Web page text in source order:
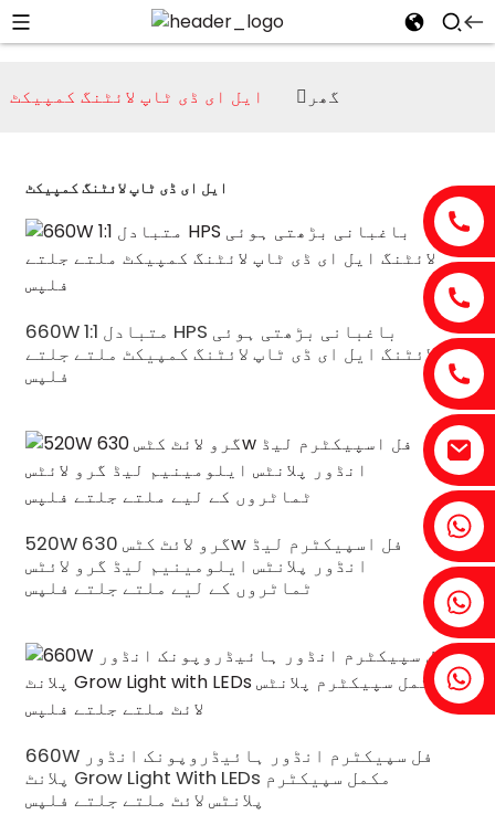
ٹوبن: +86 18818667168
گھر ایل ای ڈی ٹاپ لائٹنگ کمپیکٹ
ایل ای ڈی ٹاپ لائٹنگ کمپیکٹ
660W 1:1 متبادل HPS باغبانی بڑھتی ہوئی
لائٹنگ ایل ای ڈی ٹاپ لائٹنگ کمپیکٹ ملتے جلتے
فلپس
520W گرو لائٹ کٹس 630w فل اسپیکٹرم لیڈ
انڈور پلانٹس ایلومینیم لیڈ گرو لائٹس
ٹماٹروں کے لیے ملتے جلتے فلپس
660W فل سپیکٹرم انڈور ہائیڈروپونک انڈور
پلانٹ Grow Light With LEDs مکمل سپیکٹرم
پلانٹس لائٹ ملتے جلتے فلپس